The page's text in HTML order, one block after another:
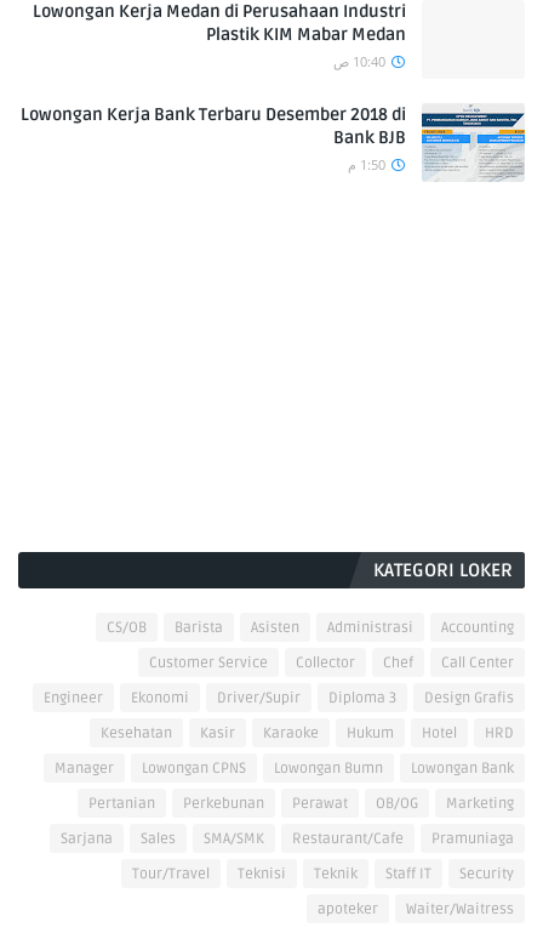
Lowongan Kerja Medan di Perusahaan Industri
Plastik KIM Mabar Medan
10:40 ص
Lowongan Kerja Bank Terbaru Desember 2018 di
Bank BJB
1:50 م
KATEGORI LOKER
Accounting
Administrasi
Asisten
Barista
CS/OB
Call Center
Chef
Collector
Customer Service
Design Grafis
Diploma 3
Driver/Supir
Ekonomi
Engineer
HRD
Hotel
Hukum
Karaoke
Kasir
Kesehatan
Lowongan Bank
Lowongan Bumn
Lowongan CPNS
Manager
Marketing
OB/OG
Perawat
Perkebunan
Pertanian
Pramuniaga
Restaurant/Cafe
SMA/SMK
Sales
Sarjana
Security
Staff IT
Teknik
Teknisi
Tour/Travel
Waiter/Waitress
apoteker